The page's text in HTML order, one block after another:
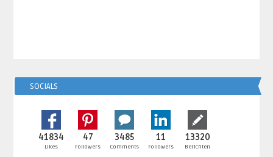
SOCIALS
41834
Likes
47
Followers
3485
Comments
11
Followers
13320
Berichten